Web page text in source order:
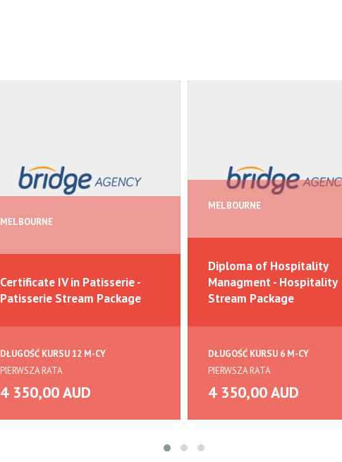
MELBOURNE
Certificate IV in Patisserie -
Patisserie Stream Package
DŁUGOŚĆ KURSU 12 M-CY
PIERWSZA RATA
4 350,00 AUD
MELBOURNE
Diploma of Hospitality
Managment - Hospitality
Stream Package
DŁUGOŚĆ KURSU 6 M-CY
PIERWSZA RATA
4 350,00 AUD